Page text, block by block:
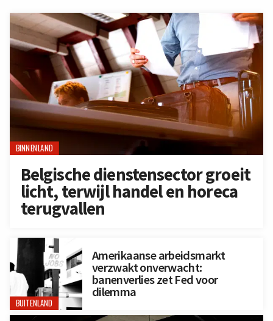
BINNENLAND
Belgische dienstensector groeit
licht, terwijl handel en horeca
terugvallen
BUITENLAND
Amerikaanse arbeidsmarkt
verzwakt onverwacht:
banenverlies zet Fed voor
dilemma